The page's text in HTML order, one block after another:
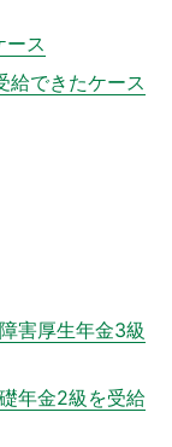
ース
給できたケース
害厚生年金3級
年金2級を受給